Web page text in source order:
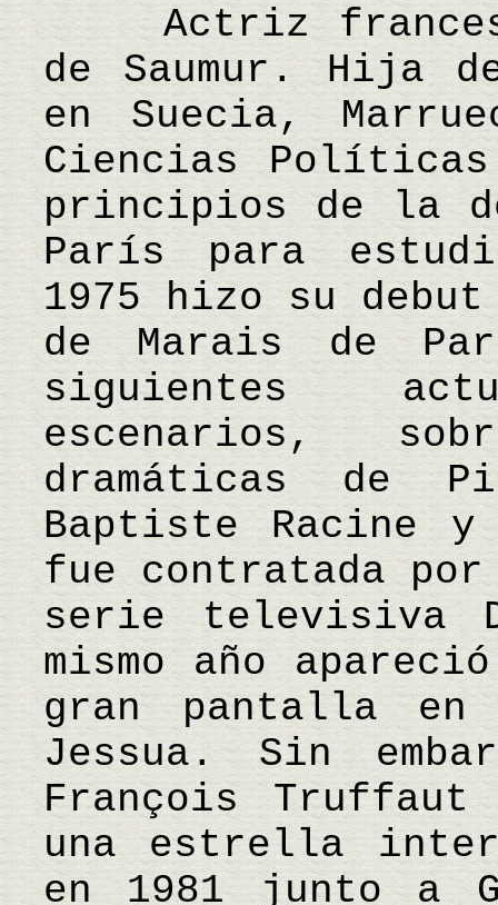
Actriz francesa
de Saumur. Hija
en Suecia,
Ciencias Políticas
principios de la
París para
1975 hizo su
de Marais de
siguientes
escenarios,
dramáticas de
Baptiste Racine y
fue contratada por
serie televisiva
mismo año
gran pantalla
Jessua. Sin
François
una estrella
en 1981 junto a